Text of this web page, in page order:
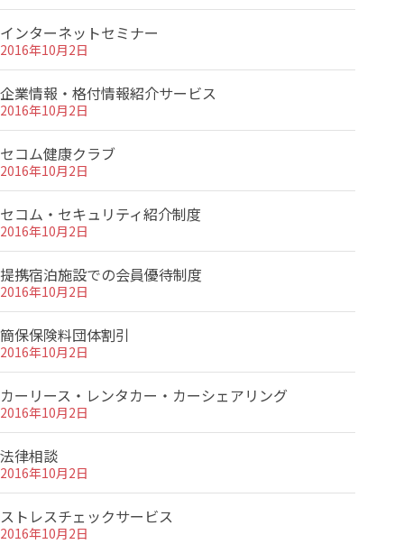
インターネットセミナー
2016年10月2日
企業情報・格付情報紹介サービス
2016年10月2日
セコム健康クラブ
2016年10月2日
セコム・セキュリティ紹介制度
2016年10月2日
提携宿泊施設での会員優待制度
2016年10月2日
簡保保険料団体割引
2016年10月2日
カーリース・レンタカー・カーシェアリング
2016年10月2日
法律相談
2016年10月2日
ストレスチェックサービス
2016年10月2日